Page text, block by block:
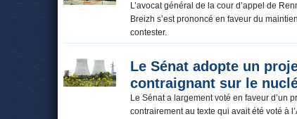
L’avocat général de la cour d’appel de
Breizh s’est prononcé en faveur du
contester.
Le Sénat adopte un
contraignant sur le
Le Sénat a largement voté en faveur d’un
contrairement au texte qui avait été voté à